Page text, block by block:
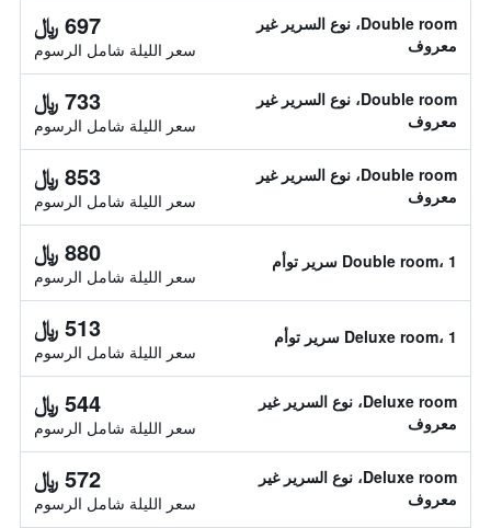
Double room، نوع السرير غير
معروف
697 ﷼
سعر الليلة شامل الرسوم
Double room، نوع السرير غير
معروف
733 ﷼
سعر الليلة شامل الرسوم
Double room، نوع السرير غير
معروف
853 ﷼
سعر الليلة شامل الرسوم
Double room، 1 سرير توأم 880 ﷼
سعر الليلة شامل الرسوم
Deluxe room، 1 سرير توأم 513 ﷼
سعر الليلة شامل الرسوم
Deluxe room، نوع السرير غير
معروف
544 ﷼
سعر الليلة شامل الرسوم
Deluxe room، نوع السرير غير
معروف
572 ﷼
سعر الليلة شامل الرسوم